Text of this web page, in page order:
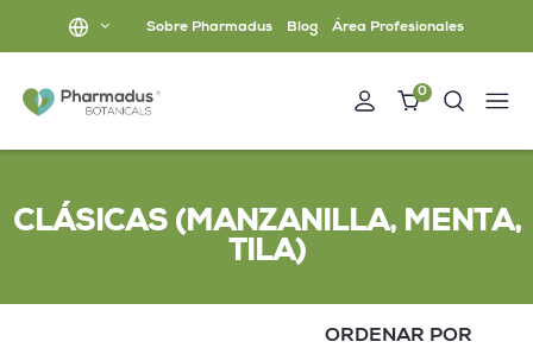
Sobre Pharmadus Blog Área Profesionales
0
CLÁSICAS (MANZANILLA, MENTA,
TILA)
ORDENAR POR